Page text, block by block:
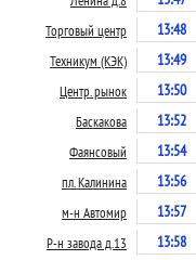
Торговый центр 13:48
Техникум (КЭК) 13:49
Центр. рынок 13:50
Баскакова 13:52
Фаянсовый 13:54
пл. Калинина 13:56
м-н Автомир 13:57
Р-н завода д.13 13:58